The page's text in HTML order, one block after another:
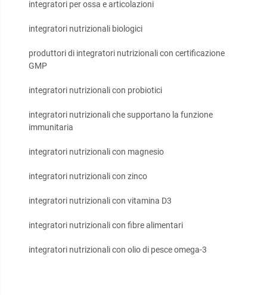
integratori per ossa e articolazioni
integratori nutrizionali biologici
produttori di integratori nutrizionali con certificazione
GMP
integratori nutrizionali con probiotici
integratori nutrizionali che supportano la funzione
immunitaria
integratori nutrizionali con magnesio
integratori nutrizionali con zinco
integratori nutrizionali con vitamina D3
integratori nutrizionali con fibre alimentari
integratori nutrizionali con olio di pesce omega-3